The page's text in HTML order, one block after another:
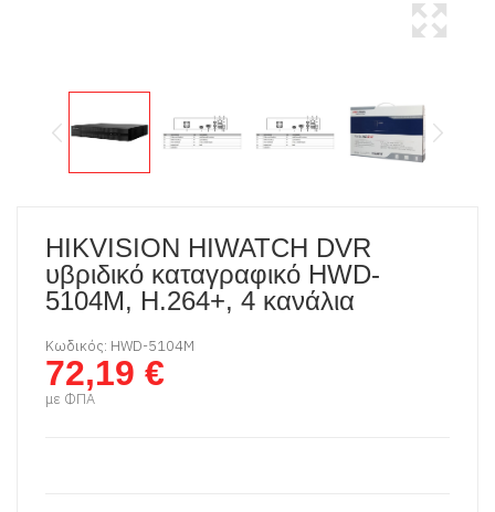
HIKVISION HIWATCH DVR
υβριδικό καταγραφικό HWD-
5104M, H.264+, 4 κανάλια
Κωδικός: HWD-5104M
72,19 €
με ΦΠΑ